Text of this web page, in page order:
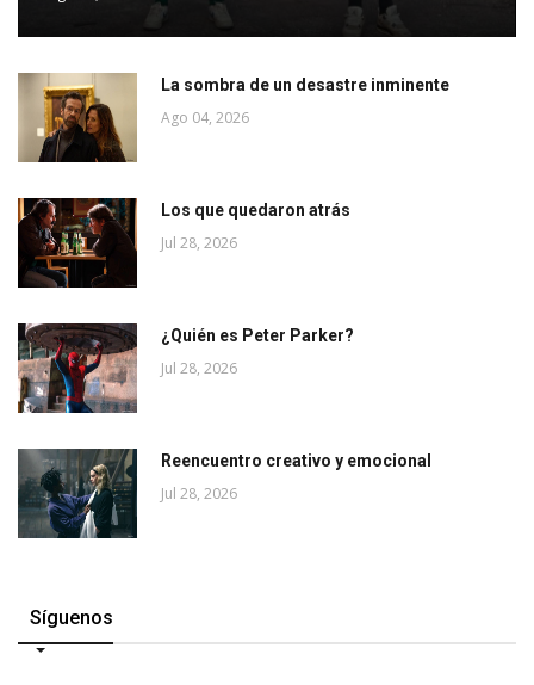
La sombra de un desastre inminente
Ago 04, 2026
Los que quedaron atrás
Jul 28, 2026
¿Quién es Peter Parker?
Jul 28, 2026
Reencuentro creativo y emocional
Jul 28, 2026
Síguenos